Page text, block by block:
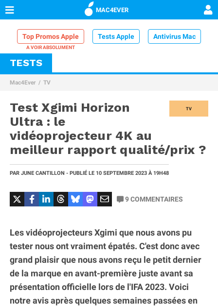
MAC4EVER
Top Promos Apple Tests Apple Antivirus Mac
VPN Mac
Comparatif iPhone
TESTS
Mac4Ever TV
TV
Test Xgimi Horizon
Ultra : le
vidéoprojecteur 4K au
meilleur rapport qualité/prix ?
PAR JUNE CANTILLON - PUBLIÉ LE 10 SEPTEMBRE 2023 À 19H48
9COMMENTAIRES
Les vidéoprojecteurs Xgimi que nous avons pu
tester nous ont vraiment épatés. C'est donc avec
grand plaisir que nous avons reçu le petit dernier
de la marque en avant-première juste avant sa
présentation officielle lors de l'IFA 2023. Voici
notre avis après quelques semaines passées en